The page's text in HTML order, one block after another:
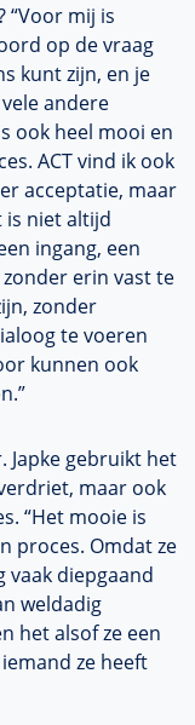
“Voor mij is
op de vraag
kunt zijn, en je
andere
ook heel mooi en
ACT vind ik ook
acceptatie, maar
is niet altijd
ingang, een
erin vast te
zonder
te voeren
kunnen ook
Japke gebruikt het
maar ook
“Het mooie is
proces. Omdat ze
vaak diepgaand
weldadig
het alsof ze een
ze heeft